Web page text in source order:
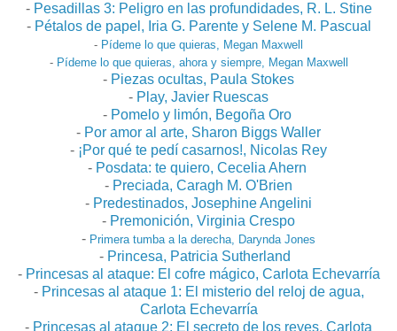
- Pesadillas 3: Peligro en las profundidades, R. L. Stine
- Pétalos de papel, Iria G. Parente y Selene M. Pascual
- Pídeme lo que quieras, Megan Maxwell
- Pídeme lo que quieras, ahora y siempre, Megan Maxwell
- Piezas ocultas, Paula Stokes
- Play, Javier Ruescas
- Pomelo y limón, Begoña Oro
- Por amor al arte, Sharon Biggs Waller
- ¡Por qué te pedí casarnos!, Nicolas Rey
- Posdata: te quiero, Cecelia Ahern
- Preciada, Caragh M. O'Brien
- Predestinados, Josephine Angelini
- Premonición, Virginia Crespo
- Primera tumba a la derecha, Darynda Jones
- Princesa, Patricia Sutherland
- Princesas al ataque: El cofre mágico, Carlota Echevarría
- Princesas al ataque 1: El misterio del reloj de agua,
Carlota Echevarría
- Princesas al ataque 2: El secreto de los reyes, Carlota